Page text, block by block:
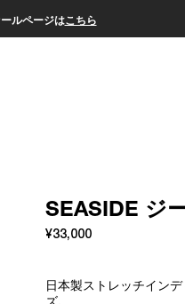
ルページはこちら
SEASIDE ジ
¥33,000
日本製ストレッチイン